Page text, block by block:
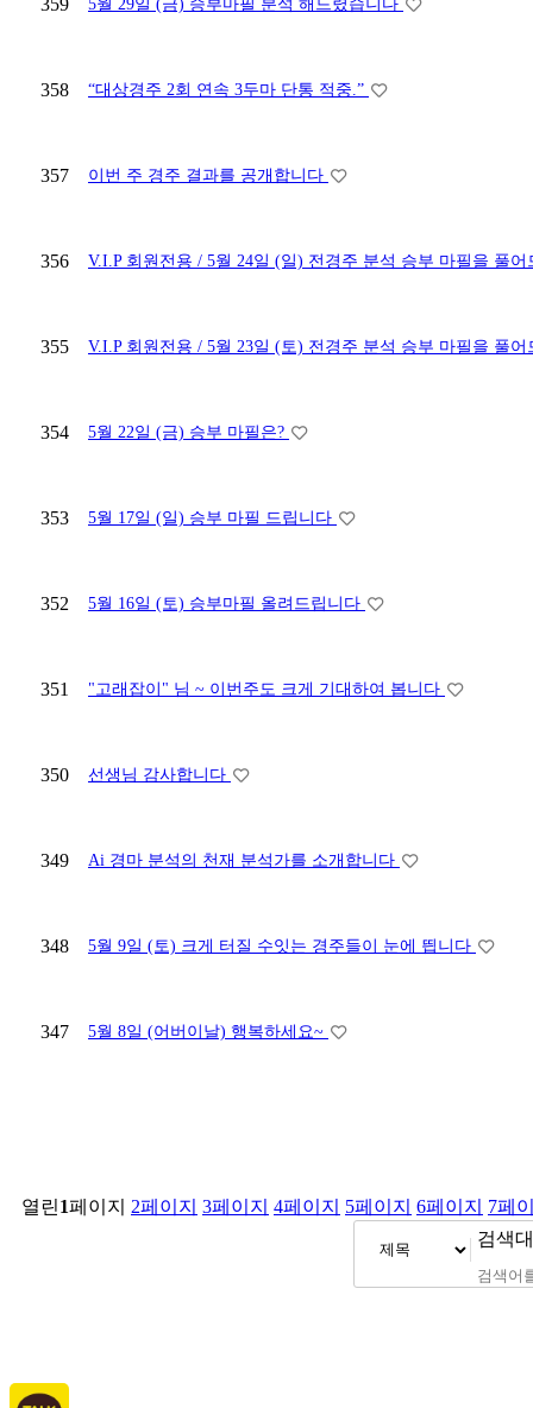
5월 29일 (금) 승부마필 분석 해드렸습니다
358 “대상경주 2회 연속 3두마 단통 적중.”
357 이번 주 경주 결과를 공개합니다
356 V.I.P 회원전용 / 5월 24일 (일) 전경주 분석 승부 마필을 풀
355 V.I.P 회원전용 / 5월 23일 (토) 전경주 분석 승부 마필을 풀
354 5월 22일 (금) 승부 마필은?
353 5월 17일 (일) 승부 마필 드립니다
352 5월 16일 (토) 승부마필 올려드립니다
351 "고래잡이" 님 ~ 이번주도 크게 기대하여 봅니다
350 선생님 감사합니다
349 Ai 경마 분석의 천재 분석가를 소개합니다
348 5월 9일 (토) 크게 터질 수잇는 경주들이 눈에 띕니다
347 5월 8일 (어버이날) 행복하세요~
열린1페이지 2페이지 3페이지 4페이지 5페이지 6페이지 7페
검색